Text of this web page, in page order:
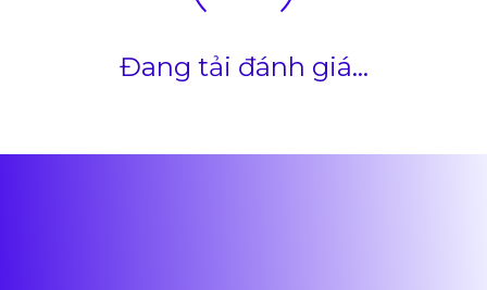
Đang tải đánh giá...